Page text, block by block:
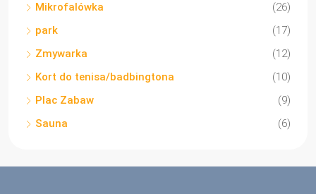
Mikrofalówka
(26)
park
(17)
Zmywarka
(12)
Kort do tenisa/badbingtona
(10)
Plac Zabaw
(9)
Sauna
(6)